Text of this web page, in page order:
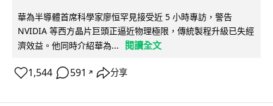
華為半導體首席科學家廖恒罕見接受近 5 小時專訪，警告
NVIDIA 等西方晶片巨頭正逼近物理極限，傳統製程升級已失經
濟效益。他同時介紹華為...
閱讀全文
1,544 591 ↗ 分享